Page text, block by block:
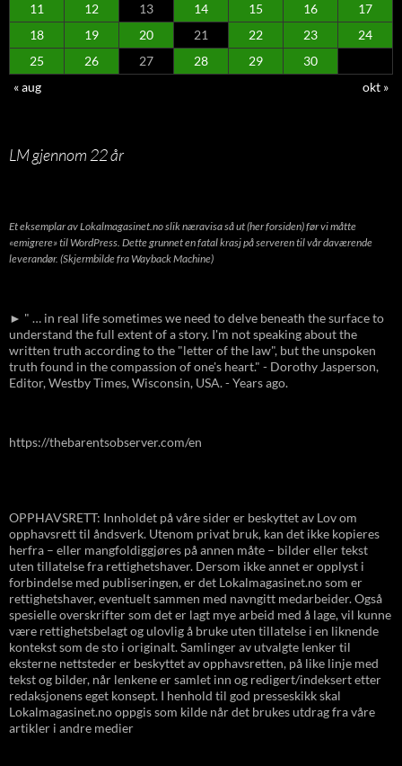
11
12 13 14 15 16
17
18
19 20 21 22 23
24
25
26 27 28 29
30
« aug
okt »
LM gjennom 22 år
Et eksemplar av Lokalmagasinet.no slik næravisa så ut (her forsiden) før vi måtte
«emigrere» til WordPress. Dette grunnet en fatal krasj på serveren til vår daværende
leverandør. (Skjermbilde fra Wayback Machine)
► " … in real life sometimes we need to delve beneath the surface to
understand the full extent of a story. I'm not speaking about the
written truth according to the "letter of the law", but the unspoken
truth found in the compassion of one's heart." - Dorothy Jasperson,
Editor, Westby Times, Wisconsin, USA. - Years ago.
https://thebarentsobserver.com/en
OPPHAVSRETT: Innholdet på våre sider er beskyttet av Lov om
opphavsrett til åndsverk. Utenom privat bruk, kan det ikke kopieres
herfra – eller mangfoldiggjøres på annen måte – bilder eller tekst
uten tillatelse fra rettighetshaver. Dersom ikke annet er opplyst i
forbindelse med publiseringen, er det Lokalmagasinet.no som er
rettighetshaver, eventuelt sammen med navngitt medarbeider. Også
spesielle overskrifter som det er lagt mye arbeid med å lage, vil kunne
være rettighetsbelagt og ulovlig å bruke uten tillatelse i en liknende
kontekst som de sto i originalt. Samlinger av utvalgte lenker til
eksterne nettsteder er beskyttet av opphavsretten, på like linje med
tekst og bilder, når lenkene er samlet inn og redigert/indeksert etter
redaksjonens eget konsept. I henhold til god presseskikk skal
Lokalmagasinet.no oppgis som kilde når det brukes utdrag fra våre
artikler i andre medier